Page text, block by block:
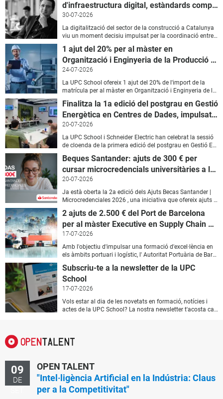
d'infraestructura digital, estàndards compartits i talent especialitzat és la clau per accelerar l'habitatge públic"
30-07-2026
La digitalització del sector de la construcció a Catalunya
viu un moment decisiu impulsat per la
1 ajut del 20% per al màster en
Organització i Enginyeria de la Producció i Direcció de Plantes Industrials (Engiplant)
24-07-2026
La UPC School ofereix 1 ajut del 20% de l'import de la
matrícula per al màster en Organització i Enginyeria de la Producció i Direcció de Plantes Industrials (Engiplant) , que s'iniciarà el 16 d'octubre en modalitat presencial a Barcelona. Les persones que compleixin amb el perfil d'admissió del programa i vulguin aprofitar aquest últim ajut disponible hauran d'estar admeses prèviament al màster i enviar la documentació següent: Carta de motivació , exposant les raons per cursar el màster i incorporant informació sobre les seves condicions socioeconòmiques, si escau. Expedient acadèmic. Carta/es de recomanació acadèmica/ques i/o professional/s, si en disposa. ? Data límit de sol·licitud: Dilluns 14 de setembre , abans de les 14:00 h. Es valorarà la documentació aportada, prioritzant l'interès i l'experiència en l'àmbit industrial i de management de les persones sol·licitants. Sobre el màster en Direcció de Plantes Industrials (Engiplant) El màster en Organització i Enginyeria de la Producció i Direcció de Plantes Industrials (Engiplant) treballa tots els aspectes d'eficiència i competitivitat que han de donar valor a l'empresa industrial. Aprofundeix en l'enginyeria i la gestió dels processos fabrils, la planificació de la producció i les necessitats de materials i recursos, així com en el disseny de plantes industrials i la implantació de sistemes productius, tot vinculat amb la gestió logística, qualitat, manteniment i recursos humans. ? Com sol·licitar l'ajut o resoldre dubtes? Per a més detalls o per enviar la teva candidatura, podeu contactar amb l'assessora del programa, Isabel de la Fuente Larriba : Correu electrònic (enviament de documentació): isabel.delafuente@upcschool.upc.edu Telèfon: (+34) 93 115 57 51
Finalitza la 1a edició del postgrau en Gestió
Energètica en Centres de Dades, impulsat per Schneider Electric
20-07-2026
La UPC School i Schneider Electric han celebrat la sessió
de cloenda de la primera edició del postgrau en Gestió Energètica en Centres de Dades , una formació pionera orientada a capacitar perfils tècnics en la gestió eficient, operativa i sostenible d'aquestes infraestructures crítiques. L'acte va tenir lloc el dijous 16 de juliol a les oficines de Schneider Electric a Barcelona (Carrer de Bac de Roda, 52). La jornada va començar amb la benvinguda institucional per donar pas al nucli central de la sessió: la celebració del Demo Day . Aquest espai va posar en valor l'orientació pràctica del programa, en el qual els 22 participants, repartits en quatre grups de treball, van presentar les seves solucions a reptes reals en la gestió energètica avançada de data centers . Cada grup va disposar de 12 minuts de presentació i d'un espai de debat amb el tribunal d'avaluació, format per Eduardo Prieto en representació de la UPC, i Miguel Ángel Barreno i Aleix Señís per part de Schneider Electric. Les propostes van posar de manifest l'aplicació pràctica dels coneixements adquirits en matèria d'eficiència energètica, refrigeració avançada i disseny de microxarxes. Després de la cloenda acadèmica, la jornada va finalitzar amb un espai de networking entre els participants, el panell d'experts i els representants de les dues institucions. Amb el tancament d'aquesta primera edició, impulsada en el marc de Connèxia UPC, la UPC School i Schneider Electric consoliden la seva aliança per a la transferència de coneixement i la preparació de talent especialitzat en un sector estratègic i en ple creixement com és el dels centres de dades.
Beques Santander: ajuts de 300 € per
cursar microcredencials universitàries a la UPC School
20-07-2026
Ja està oberta la 2a edició dels Ajuts Becas Santander |
Microcredenciales 2026 , una iniciativa que ofereix ajuts de 300  sobre el preu de la matrícula per cursar una selecció de microcredencials universitàries de la UPC School. La convocatòria té com a objectiu impulsar la formació al llarg de la vida i millorar l'ocupabilitat mitjançant microcredencials universitàries , formacions de curta durada que permeten adquirir o actualitzar competències específiques en àmbits amb una elevada demanda al mercat laboral. Els ajuts s'adrecen a persones d'entre 18 i 64 anys , de qualsevol nacionalitat, sense necessitat de ser clientes de Banco Santander. Tampoc és requisit residir a Espanya ni de disposar de titulació universitària prèvia. Microcredencials de la UPC School incloses en aquesta convocatòria: Fonaments de la IA Agile Project Management per a Equips Multidisciplinaris Intel·ligència Artificial Aplicada a la Construcció Producció Virtual: Stagecrafting amb Unreal Engine i Pantalles LED UX per a la Indústria dels Videojocs El període de presentació de sol·licituds romandrà fins al 20 d'octubre de 2026 . La resolució i assignació dels ajuts es comunicarà a través de la plataforma de Banco Santander i finalitzarà el 20 de novembre de 2026. Més informació i sol·licituds: Becas Santander | Microcredenciales 2026 II Edición
2 ajuts de 2.500 € del Port de Barcelona
per al màster Executive en Supply Chain Management
17-07-2026
Amb l'objectiu d'impulsar una formació d'excel·lència en
els àmbits portuari i logístic, l' Autoritat Portuària de Barcelona col·labora un any més amb la UPC School oferint els seus reconeguts ajuts per al màster Executive en Supply Chain Management. Operacions i Logística . Per a nova edició del programa, que arrencarà el 16 d'octubre en modalitat presencial a Barcelona, queden disponibles dos últims ajuts de 2.500  en la matrícula del màster. Una excel·lent oportunitat per als professionals que busquin potenciar la seva trajectòria i adquirir competències directives en l'àmbit logístic. Els destinataris són: Professionals de l'Autoritat Portuària de Barcelona (APB). Professionals de les empreses que formen part de Comunitat Logística Portuària de Barcelona. Professionals de les empreses participades de l'APB. Professionals amb titulació universitària o experiència laboral demostrable que vulguin potenciar la seva trajectòria professional i la seva capacitat directiva en l'àmbit del Supply Chain Management. Les persones que compleixin aquests perfils i estiguin interessades a sol·licitar l'ajut hauran d'estar admeses prèviament al màster. A més a més, per formalitzar la sol·licitud, hauran d'enviar a l' Assessora del Programa (Marta Ortega < marta.ortega.garcia@upcschool.upc.edu >) la següent documentació: Carta de motivacions , incloent-hi, si escau, informació relativa a la situació socioeconòmica. La data límit per sol·licitar aquest ajut és el dilluns 21 de setembre de 2026. Les dades identificatives (nom i cognoms) de la persona beneficiària de l'ajut es comunicaran a l'Autoritat Portuària de Barcelona. Un cop finalitzat el programa, també se n'informarà sobre la superació (apte o no apte) i el títol del projecte final desenvolupat. El màster Executive en Supply Chain Management. Operacions i Logística compta amb una consolidada i reconeguda trajectòria de 25 edicions formant als futurs directius i responsables de les cadenes d'aprovisionament. El programa ofereix una visió pràctica de la logística i les operacions en entorns empresarials reals, gràcies a un quadre docent format per alts directius amb extensa experiència. Les classes s'imparteixen en horari de cap de setmana (divendres a la tarda i dissabte al matí), fet que facilita la conciliació amb la vida laboral i personal. Per ampliar informació sobre el procés de sol·licitud o sobre el contingut del màster, podeu contactar amb l'assessora del programa, Marta Ortega, al telèfon (+34) 674 320 589 o mitjançant el formulari d'informació web del màster. Cal tenir en compte que aquest ajut no és compatible amb altres ajuts o descomptes de la UPC School i no s'aplicarà amb caràcter retroactiu en cap cas. Col·labora:
Subscriu-te a la newsletter de la UPC
School
17-07-2026
Vols estar al dia de les novetats en formació, notícies i
actes de la UPC School? La nostra newsletter t'acosta cada mes una selecció de continguts, activitats i oportunitats formatives pensades per ajudar-te a continuar creixent professionalment. Què hi trobaràs cada mes al nostre butlletí? L'oferta formativa més actualitzada: Descobreix de primera mà els nostres màsters, postgraus, cursos i microcredencials . Esdeveniments i activitats: Accedeix a sessions informatives, open classes , jornades i conferències obertes durant tot l'any. La veu de la nostra comunitat: Projectes destacats, casos d'èxit i experiències d'alumnat , professorat i empreses col·laboradores. Una manera fàcil i directa de mantenir-te informat al teu correu electrònic i descobrir noves oportunitats de desenvolupament professional. Subscriu-te al butlletí mensual de la UPC School
09
DE
OPEN TALENT
"Intel·ligència Artificial en la Indústria: Claus
per a la Competitivitat"